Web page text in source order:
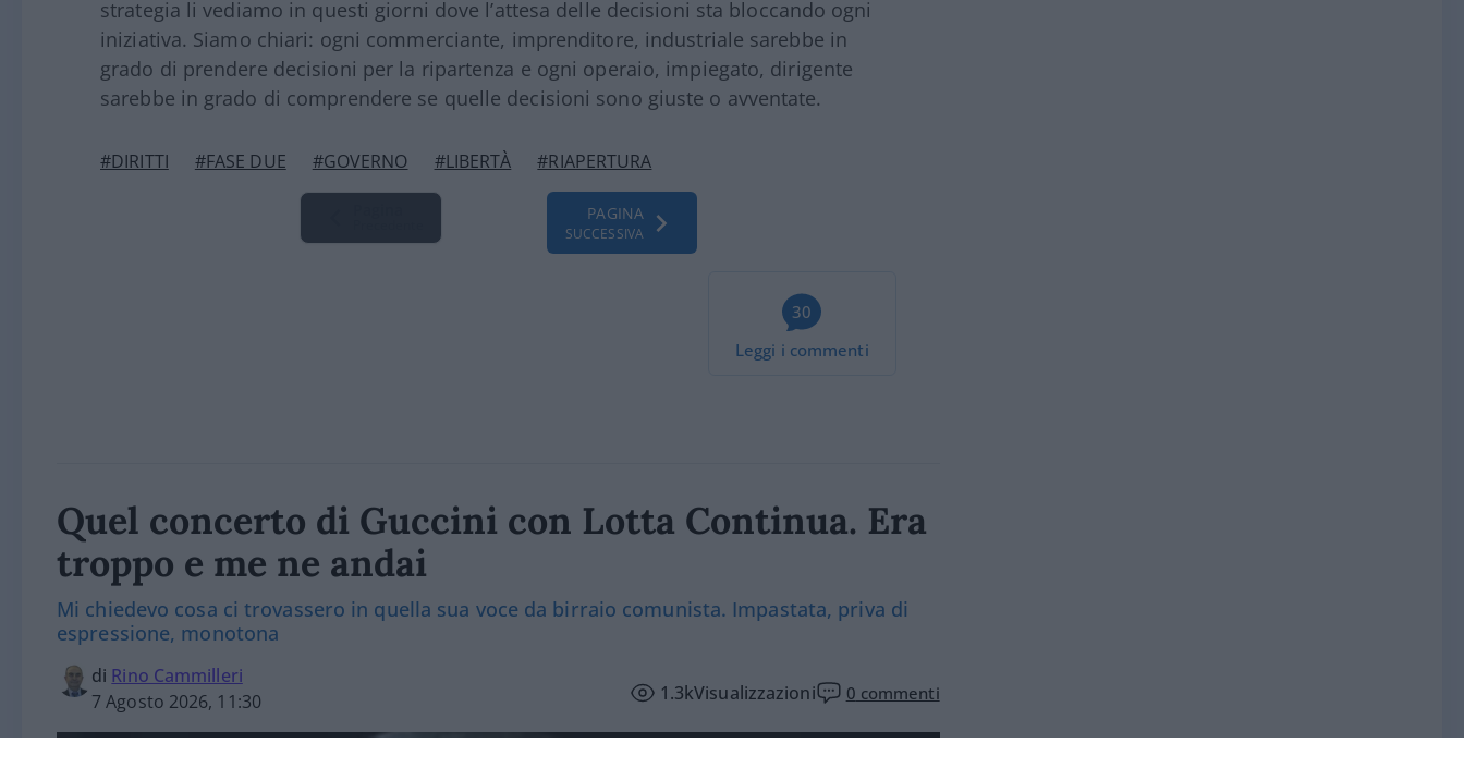
strategia li vediamo in questi giorni dove l’attesa delle decisioni sta bloccando ogni
iniziativa. Siamo chiari: ogni commerciante, imprenditore, industriale sarebbe in
grado di prendere decisioni per la ripartenza e ogni operaio, impiegato, dirigente
sarebbe in grado di comprendere se quelle decisioni sono giuste o avventate.
#DIRITTI #FASE DUE #GOVERNO #LIBERTÀ #RIAPERTURA
PAGINA
SUCCESSIVA
30
Leggi i commenti
Quel concerto di Guccini con Lotta Continua. Era
troppo e me ne andai
Mi chiedevo cosa ci trovassero in quella sua voce da birraio comunista. Impastata, priva di
espressione, monotona
di Rino Cammilleri
7 Agosto 2026, 11:30
1.3kVisualizzazioni 0 commenti